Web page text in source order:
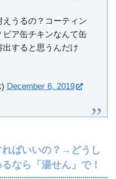
うるの？コーティン
ア缶チキンなんて缶
すると思うんだけ
December 6, 2019
ばいいの？→どうし
なら「湯せん」で！